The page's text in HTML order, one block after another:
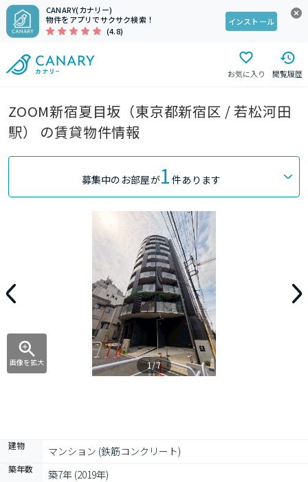
CANARY(カナリー)
物件をアプリでサクサク検索！
(4.8)
インストール
お気に入り 閲覧履歴
ZOOM新宿夏目坂（東京都新宿区 / 若松河田
駅） の賃貸物件情報
募集中のお部屋が1 件あります
画像を拡大 1/7
建物 マンション (鉄筋コンクリート)
築年数 築7年 (2019年)